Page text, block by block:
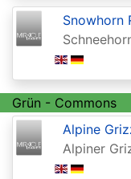
Extras
Commander:
Forgotten
Realms
Conflux
Conspiracy
Conspiracy:
Snowhorn
Grün - Commons
Alpine
Alpiner